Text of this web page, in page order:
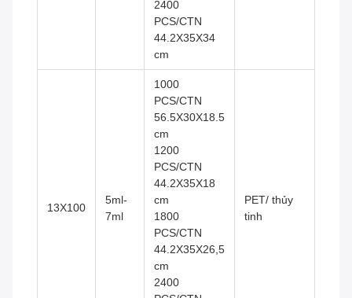
2400
PCS/CTN
44.2X35X34
cm
13X100
5ml-
7ml
1000
PCS/CTN
56.5X30X18.5
cm
1200
PCS/CTN
44.2X35X18
cm
1800
PCS/CTN
44.2X35X26,5
cm
2400
PET/ thủy
tinh